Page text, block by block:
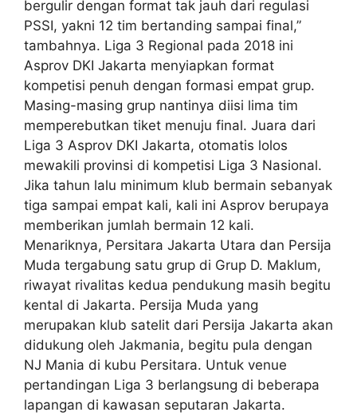
bergulir dengan format tak jauh dari regulasi
PSSI, yakni 12 tim bertanding sampai final,”
tambahnya. Liga 3 Regional pada 2018 ini
Asprov DKI Jakarta menyiapkan format
kompetisi penuh dengan formasi empat grup.
Masing-masing grup nantinya diisi lima tim
memperebutkan tiket menuju final. Juara dari
Liga 3 Asprov DKI Jakarta, otomatis lolos
mewakili provinsi di kompetisi Liga 3 Nasional.
Jika tahun lalu minimum klub bermain sebanyak
tiga sampai empat kali, kali ini Asprov berupaya
memberikan jumlah bermain 12 kali.
Menariknya, Persitara Jakarta Utara dan Persija
Muda tergabung satu grup di Grup D. Maklum,
riwayat rivalitas kedua pendukung masih begitu
kental di Jakarta. Persija Muda yang
merupakan klub satelit dari Persija Jakarta akan
didukung oleh Jakmania, begitu pula dengan
NJ Mania di kubu Persitara. Untuk venue
pertandingan Liga 3 berlangsung di beberapa
lapangan di kawasan seputaran Jakarta.